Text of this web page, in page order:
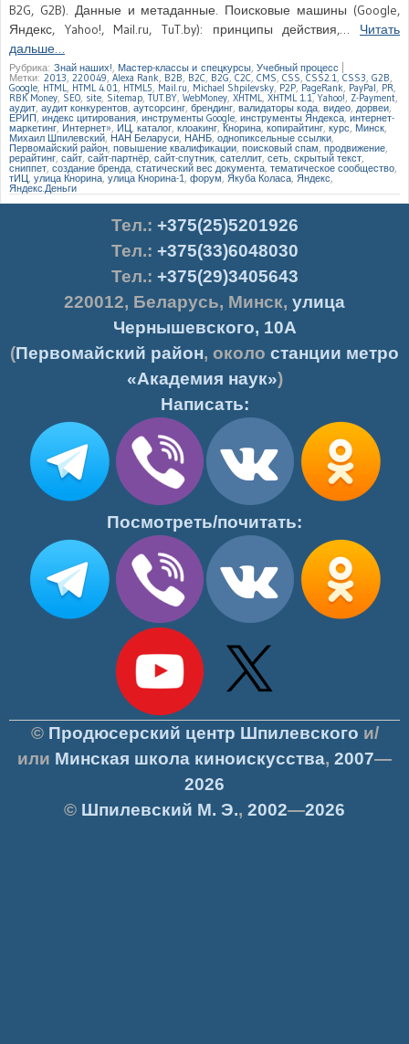
B2G, G2B). Данные и метаданные. Поисковые машины (Google,
Яндекс, Yahoo!, Mail.ru, TuT.by): принципы действия,… Читать
дальше…
Рубрика: Знай наших! Мастер-классы и спецкурсы Учебный процесс
Метки: 2013 220049 Alexa Rank B2B B2C B2G,C2C, CMS CSS CSS2.1 CSS3 G2B
Google HTML , HTML 4.01 HTML5 Mail.ru Michael Shpilevsky , P2P ,PageRank PayPal PR
RBK Money SEO site Sitemap TUT.BY WebMoney XHTML XHTML 1.1,Yahoo! Z-Payment
аудит аудит конкурентов аутсорсинг брендинг валидаторы кода видео дорвеи
ЕРИП индекс цитирования ,инструменты Google инструменты Яндекса интернет-
маркетинг, Интернет» ИЦ ,каталог клоакинг ,Кнорина, копирайтинг, курс Минск
Михаил Шпилевский НАН Беларуси НАНБ однопиксельные ссылки,
Первомайский район повышение квалификации поисковый спам продвижение
рерайтинг сайт сайт-партнёр сайт-спутник сателлит сеть скрытый текст
сниппет создание бренда статический вес документа тематическое сообщество
тИЦ улица Кнорина, улица Кнорина-1 форум Якуба Коласа Яндекс
Яндекс.Деньги
Тел.: +375(25)5201926
Тел.: +375(33)6048030
Тел.: +375(29)3405643
220012, Беларусь, Минск, улица
Чернышевского, 10А
(Первомайский район, около станции метро
«Академия наук»)
Написать:
Посмотреть/почитать:
© Продюсерский центр Шпилевского и/
или Минская школа киноискусства, 2007—
2026
© Шпилевский М. Э., 2002—2026